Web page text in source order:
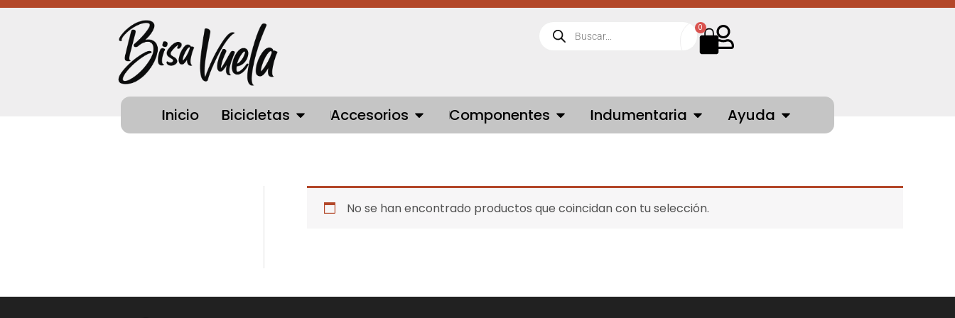
Ir
de
productos
0
Cart
Inicio Bicicletas OPEN BICICLETAS
Accesorios OPEN ACCESORIOS
Componentes OPEN COMPONENTES
Indumentaria OPEN INDUMENTARIA
Ayuda
No se han encontrado productos que coincidan con tu selección.